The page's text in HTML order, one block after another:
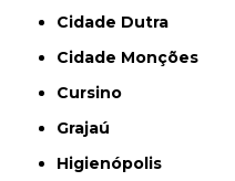
Cidade Dutra
Cidade Monções
Cursino
Grajaú
Higienópolis